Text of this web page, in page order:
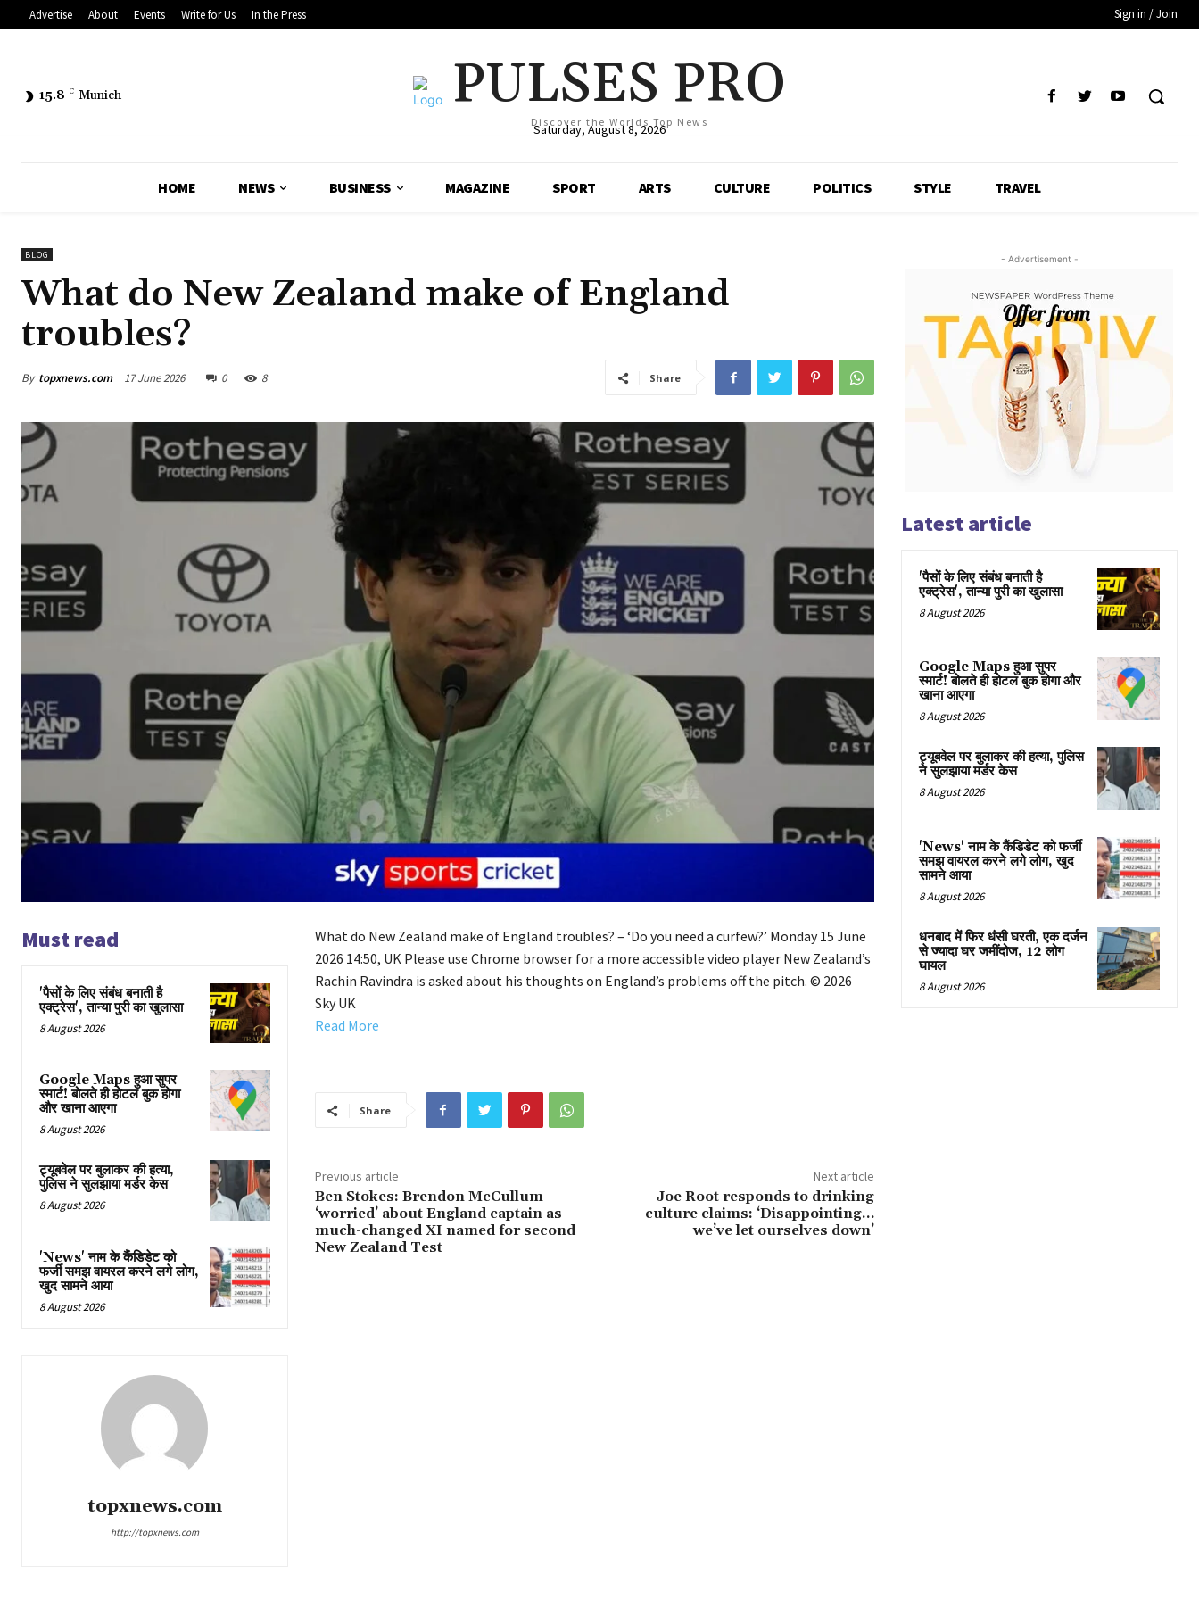
Advertise About Events Write for Us In the Press Sign in / Join
15.8 C Munich PULSES PRO
Discover the Worlds Top News
Saturday, August 8, 2026
HOME NEWS BUSINESS MAGAZINE SPORT ARTS CULTURE POLITICS STYLE TRAVEL
BLOG
What do New Zealand make of England
troubles?
By topxnews.com 17 June 2026 0 8 Share
Must read
'पैसों के लिए संबंध बनाती है
एक्ट्रेस', तान्या पुरी का खुलासा
8 August 2026
Google Maps हुआ सुपर
स्मार्ट! बोलते ही होटल बुक होगा
और खाना आएगा
8 August 2026
ट्यूबवेल पर बुलाकर की हत्या,
पुलिस ने सुलझाया मर्डर केस
8 August 2026
'News' नाम के कैंडिडेट को
फर्जी समझ वायरल करने लगे लोग,
खुद सामने आया
8 August 2026
topxnews.com
http://topxnews.com
What do New Zealand make of England troubles? – ‘Do you need a curfew?’ Monday 15 June
2026 14:50, UK Please use Chrome browser for a more accessible video player New Zealand’s
Rachin Ravindra is asked about his thoughts on England’s problems off the pitch. © 2026
Sky UK
Read More
Share
Previous article
Ben Stokes: Brendon McCullum
‘worried’ about England captain as
much-changed XI named for second
New Zealand Test
Next article
Joe Root responds to drinking
culture claims: ‘Disappointing…
we’ve let ourselves down’
- Advertisement -
Latest article
'पैसों के लिए संबंध बनाती है
एक्ट्रेस', तान्या पुरी का खुलासा
8 August 2026
Google Maps हुआ सुपर
स्मार्ट! बोलते ही होटल बुक होगा और
खाना आएगा
8 August 2026
ट्यूबवेल पर बुलाकर की हत्या, पुलिस
ने सुलझाया मर्डर केस
8 August 2026
'News' नाम के कैंडिडेट को फर्जी
समझ वायरल करने लगे लोग, खुद
सामने आया
8 August 2026
धनबाद में फिर धंसी घरती, एक दर्जन
से ज्यादा घर जमींदोज, 12 लोग
घायल
8 August 2026